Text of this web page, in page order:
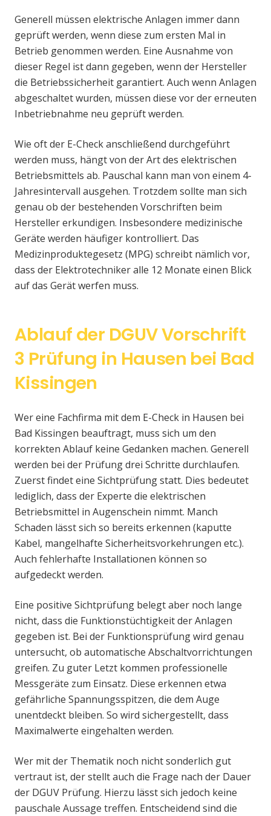
Generell müssen elektrische Anlagen immer dann
geprüft werden, wenn diese zum ersten Mal in
Betrieb genommen werden. Eine Ausnahme von
dieser Regel ist dann gegeben, wenn der Hersteller
die Betriebssicherheit garantiert. Auch wenn Anlagen
abgeschaltet wurden, müssen diese vor der erneuten
Inbetriebnahme neu geprüft werden.
Wie oft der E-Check anschließend durchgeführt
werden muss, hängt von der Art des elektrischen
Betriebsmittels ab. Pauschal kann man von einem 4-
Jahresintervall ausgehen. Trotzdem sollte man sich
genau ob der bestehenden Vorschriften beim
Hersteller erkundigen. Insbesondere medizinische
Geräte werden häufiger kontrolliert. Das
Medizinproduktegesetz (MPG) schreibt nämlich vor,
dass der Elektrotechniker alle 12 Monate einen Blick
auf das Gerät werfen muss.
Ablauf der DGUV Vorschrift
3 Prüfung in Hausen bei Bad
Kissingen
Wer eine Fachfirma mit dem E-Check in Hausen bei
Bad Kissingen beauftragt, muss sich um den
korrekten Ablauf keine Gedanken machen. Generell
werden bei der Prüfung drei Schritte durchlaufen.
Zuerst findet eine Sichtprüfung statt. Dies bedeutet
lediglich, dass der Experte die elektrischen
Betriebsmittel in Augenschein nimmt. Manch
Schaden lässt sich so bereits erkennen (kaputte
Kabel, mangelhafte Sicherheitsvorkehrungen etc.).
Auch fehlerhafte Installationen können so
aufgedeckt werden.
Eine positive Sichtprüfung belegt aber noch lange
nicht, dass die Funktionstüchtigkeit der Anlagen
gegeben ist. Bei der Funktionsprüfung wird genau
untersucht, ob automatische Abschaltvorrichtungen
greifen. Zu guter Letzt kommen professionelle
Messgeräte zum Einsatz. Diese erkennen etwa
gefährliche Spannungsspitzen, die dem Auge
unentdeckt bleiben. So wird sichergestellt, dass
Maximalwerte eingehalten werden.
Wer mit der Thematik noch nicht sonderlich gut
vertraut ist, der stellt auch die Frage nach der Dauer
der DGUV Prüfung. Hierzu lässt sich jedoch keine
pauschale Aussage treffen. Entscheidend sind die